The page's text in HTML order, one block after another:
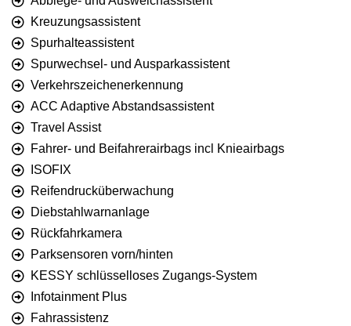
Kreuzungsassistent
Spurhalteassistent
Spurwechsel- und Ausparkassistent
Verkehrszeichenerkennung
ACC Adaptive Abstandsassistent
Travel Assist
Fahrer- und Beifahrerairbags incl Knieairbags
ISOFIX
Reifendrucküberwachung
Diebstahlwarnanlage
Rückfahrkamera
Parksensoren vorn/hinten
KESSY schlüsselloses Zugangs-System
Infotainment Plus
Fahrassistenz